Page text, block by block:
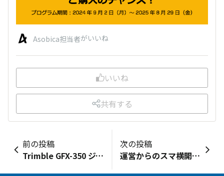
Asobica担当者がいいね
いいね
共有する
前の投稿
Trimble GFX-350 ジャパン・リミテッド パッケージ
次の投稿
運営からのスマ横開設の想い